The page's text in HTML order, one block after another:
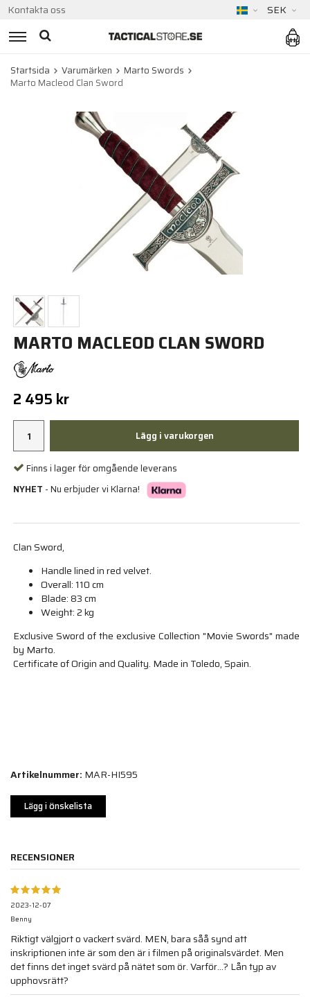
Kontakta oss SEK
Startsida Varumärken
Marto Swords
Marto Macleod Clan Sword
MARTO MACLEOD CLAN SWORD
2 495 kr
Lägg i varukorgen
Finns i lager för omgående leverans
NYHET - Nu erbjuder vi Klarna!
Clan Sword,
Handle lined in red velvet.
Overall: 110 cm
Blade: 83 cm
Weight: 2 kg
Exclusive Sword of the exclusive Collection "Movie Swords" made
by Marto.
Certificate of Origin and Quality. Made in Toledo, Spain.
Artikelnummer: MAR-HI595
Lägg i önskelista
RECENSIONER
2023-12-07
Benny
Riktigt välgjort o vackert svärd. MEN, bara såå synd att
inskriptionen inte är som den är i filmen på originalsvärdet. Men
det finns det inget svärd på nätet som ör. Varför...? Lån typ av
upphovsrätt?